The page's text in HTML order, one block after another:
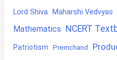
Lord Shiva Maharshi Vedvyas
Mathematics NCERT
Patriotism Premchand